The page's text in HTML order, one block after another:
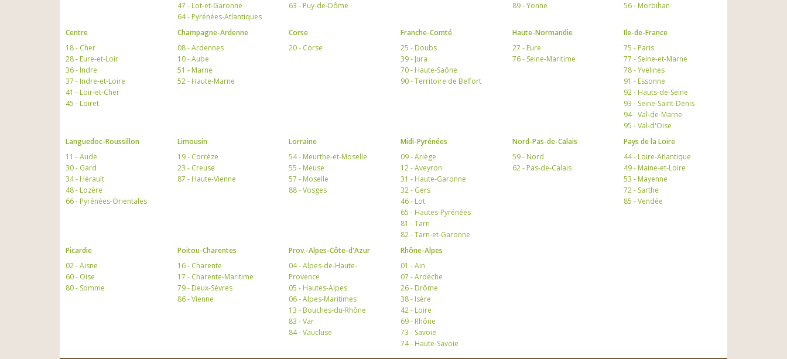
47 - Lot-et-Garonne
64 - Pyrénées-Atlantiques
63 - Puy-de-Dôme
89 - Yonne
56 - Morbihan
Centre
18 - Cher
28 - Eure-et-Loir
36 - Indre
37 - Indre-et-Loire
41 - Loir-et-Cher
45 - Loiret
Champagne-Ardenne
08 - Ardennes
10 - Aube
51 - Marne
52 - Haute-Marne
Corse
20 - Corse
Franche-Comté
25 - Doubs
39 - Jura
70 - Haute-Saône
90 - Territoire de Belfort
Haute-Normandie
27 - Eure
76 - Seine-Maritime
Ile-de-France
75 - Paris
77 - Seine-et-Marne
78 - Yvelines
91 - Essonne
92 - Hauts-de-Seine
93 - Seine-Saint-Denis
94 - Val-de-Marne
95 - Val-d'Oise
Languedoc-Roussillon
11 - Aude
30 - Gard
34 - Hérault
48 - Lozère
66 - Pyrénées-Orientales
Limousin
19 - Corrèze
23 - Creuse
87 - Haute-Vienne
Lorraine
54 - Meurthe-et-Moselle
55 - Meuse
57 - Moselle
88 - Vosges
Midi-Pyrénées
09 - Ariège
12 - Aveyron
31 - Haute-Garonne
32 - Gers
46 - Lot
65 - Hautes-Pyrénées
81 - Tarn
82 - Tarn-et-Garonne
Nord-Pas-de-Calais
59 - Nord
62 - Pas-de-Calais
Pays de la Loire
44 - Loire-Atlantique
49 - Maine-et-Loire
53 - Mayenne
72 - Sarthe
85 - Vendée
Picardie
02 - Aisne
60 - Oise
80 - Somme
Poitou-Charentes
16 - Charente
17 - Charente-Maritime
79 - Deux-Sèvres
86 - Vienne
Prov.-Alpes-Côte-d'Azur
04 - Alpes-de-Haute-
Provence
05 - Hautes-Alpes
06 - Alpes-Maritimes
13 - Bouches-du-Rhône
83 - Var
84 - Vaucluse
Rhône-Alpes
01 - Ain
07 - Ardèche
26 - Drôme
38 - Isère
42 - Loire
69 - Rhône
73 - Savoie
74 - Haute-Savoie